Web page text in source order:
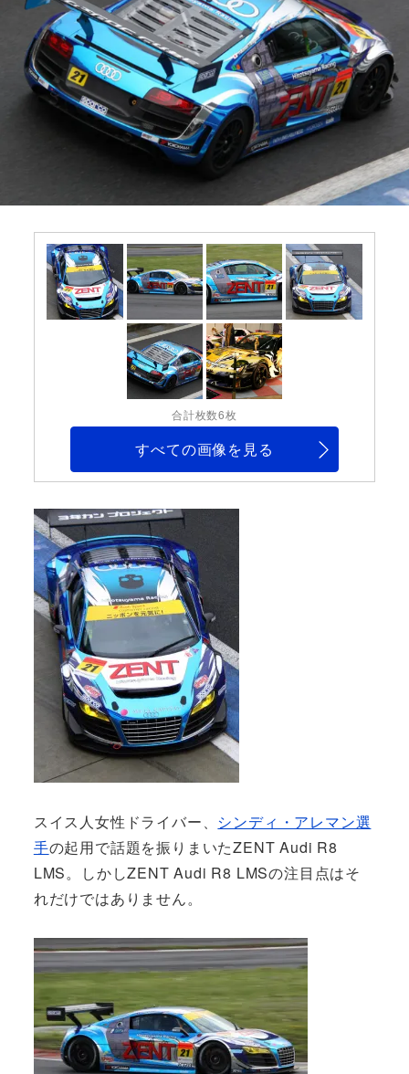
合計枚数6枚
すべての画像を見る
スイス人女性ドライバー、 シンディ・アレマン選
手の起用で話題を振りまいたZENT Audi R8
LMS。しかしZENT Audi R8 LMSの注目点はそ
れだけではありません。